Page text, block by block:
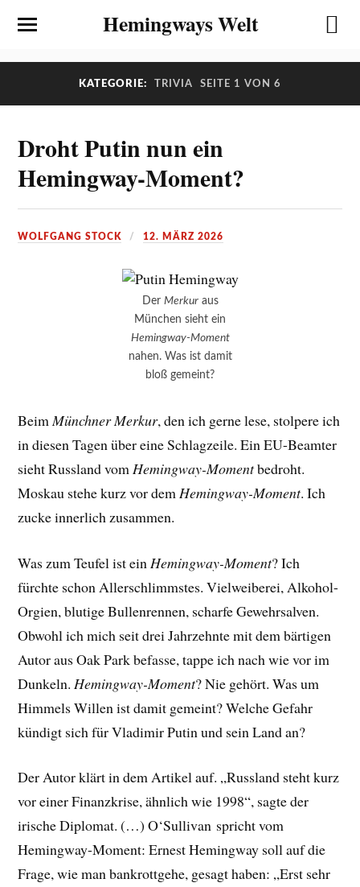
Hemingways Welt
KATEGORIE: TRIVIA SEITE 1 VON 6
Droht Putin nun ein
Hemingway-Moment?
WOLFGANG STOCK 12. MÄRZ 2026
Der Merkuraus
München sieht ein
Hemingway-Moment
nahen. Was ist damit
bloß gemeint?
BeimMünchner Merkur, den ich gerne lese, stolpere ich
in diesen Tagen über eine Schlagzeile. Ein EU-Beamter
sieht Russland vomHemingway-Momentbedroht.
Moskau stehe kurz vor demHemingway-Moment. Ich
zucke innerlich zusammen.
Was zum Teufel ist ein Hemingway-Moment? Ich
fürchte schon Allerschlimmstes. Vielweiberei, Alkohol-
Orgien, blutige Bullenrennen, scharfe Gewehrsalven.
Obwohl ich mich seit drei Jahrzehnte mit dem bärtigen
Autor aus Oak Park befasse, tappe ich nach wie vor im
Dunkeln. Hemingway-Moment? Nie gehört. Was um
Himmels Willen ist damit gemeint? Welche Gefahr
kündigt sich für Vladimir Putin und sein Land an?
Der Autor klärt in dem Artikel auf. „Russland steht kurz
vor einer Finanzkrise, ähnlich wie 1998“, sagte der
irische Diplomat. (…) O‘Sullivan spricht vom
Hemingway-Moment: Ernest Hemingway soll auf die
Frage, wie man bankrottgehe, gesagt haben: „Erst sehr